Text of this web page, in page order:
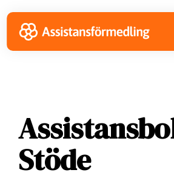
to
primary
navigation
to
main
content
to
footer
Stöde